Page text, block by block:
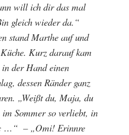
will ich dir das mal
gleich wieder da.“
stand Marthe auf und
Kurz darauf kam
der Hand einen
dessen Ränder ganz
„Weißt du, Maja, du
Sommer so verliebt, in
…“ – „Omi! Erinnre